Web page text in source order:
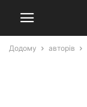
Додому авторів